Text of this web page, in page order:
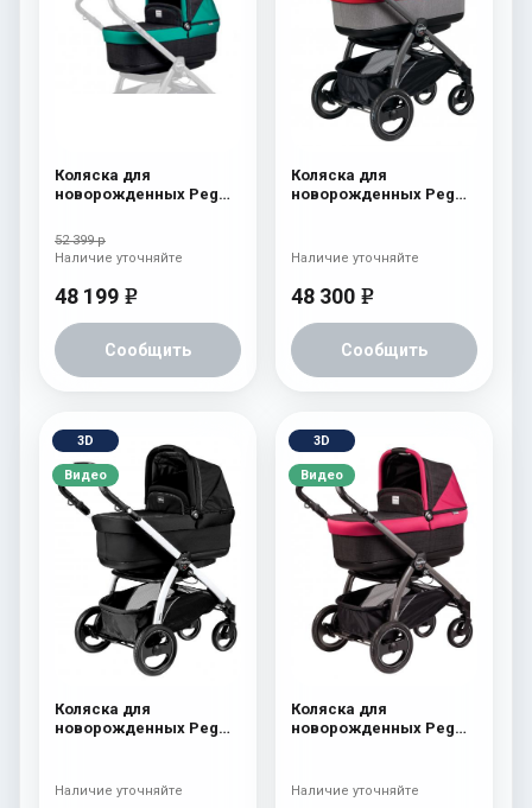
Коляска для
новорожденных Peg
Pop-Up) Aquamarine
52 399 р
48 199 e
Сообщить
Наличие уточняйте
Коляска для
новорожденных Peg
48 300 e
Сообщить
Наличие уточняйте
3D
Видео
Коляска для
новорожденных Peg
Наличие уточняйте
3D
Видео
Коляска для
новорожденных Peg
Наличие уточняйте